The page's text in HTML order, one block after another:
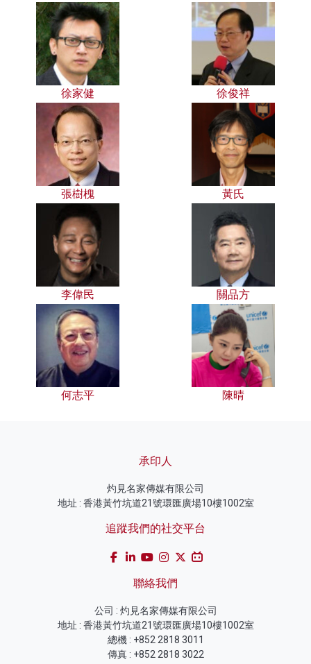
徐家健 徐俊祥
張樹槐 黃氏
李偉民 關品方
何志平 陳晴
承印人
灼見名家傳媒有限公司
地址 : 香港黃竹坑道21號環匯廣場10樓1002室
追蹤我們的社交平台
聯絡我們
公司 : 灼見名家傳媒有限公司
地址 : 香港黃竹坑道21號環匯廣場10樓1002室
總機 : +852 2818 3011
傳真 : +852 2818 3022